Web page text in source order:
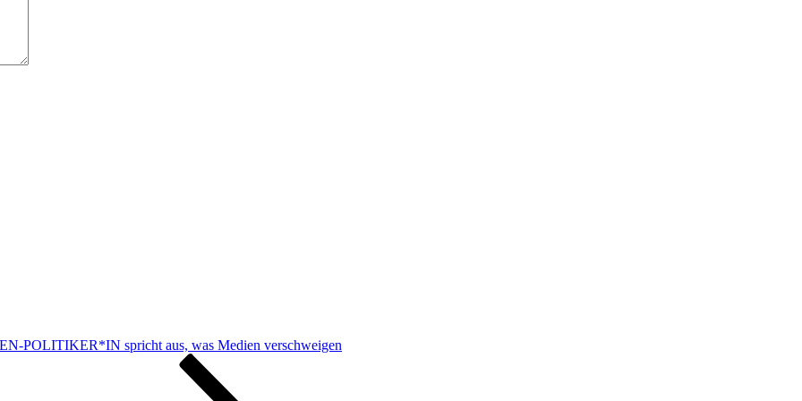
POLITIKER*IN spricht aus, was Medien verschweigen